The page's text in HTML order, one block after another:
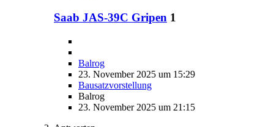
Saab JAS-39C Gripen 1
Balrog
23. November 2025 um 15:29
Bausatzvorstellung
Balrog
23. November 2025 um 21:15